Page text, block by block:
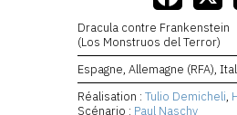
Dracula contre Frankenstein
(Los Monstruos del Terror)
Espagne, Allemagne (RFA),
Réalisation : Tulio Demicheli,
Scénario : Paul Naschy